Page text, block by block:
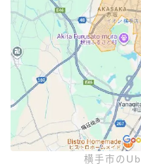
横手市の